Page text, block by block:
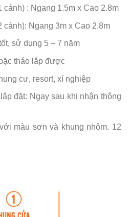
: Ngang 1.5m x Cao 2.8m
Ngang 3m x Cao 2.8m
sử dụng 5 – 7 năm
tháo lắp được
cư, resort, xí nghiệp
đặt: Ngay sau khi nhận thông
màu sơn và khung nhôm. 12